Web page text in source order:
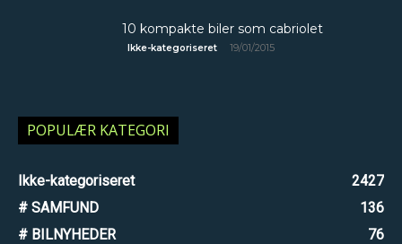
10 kompakte biler som cabriolet
Ikke-kategoriseret 19/01/2015
POPULÆR KATEGORI
Ikke-kategoriseret
2427
# SAMFUND
136
# BILNYHEDER
76